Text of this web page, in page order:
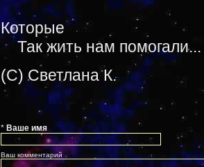
Которые
Так жить нам помогали...
(C) Светлана К.
* Ваше имя
Ваш комментарий